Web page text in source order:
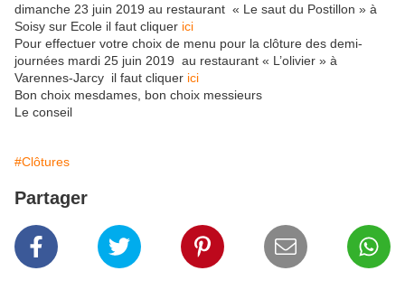
dimanche 23 juin 2019 au restaurant « Le saut du Postillon » à
Soisy sur Ecole il faut cliquer ici
Pour effectuer votre choix de menu pour la clôture des demi-
journées mardi 25 juin 2019 au restaurant « L’olivier » à
Varennes-Jarcy il faut cliquer ici
Bon choix mesdames, bon choix messieurs
Le conseil
#Clôtures
Partager